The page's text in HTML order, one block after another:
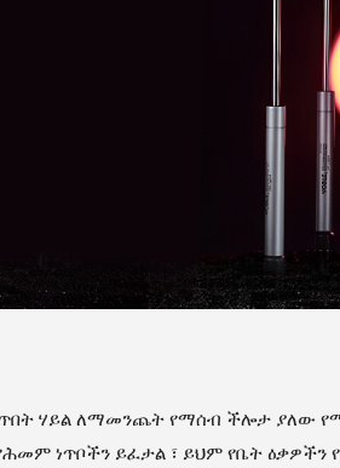
ሃይል ለማመንጨት የማሰብ ችሎታ ያለው
ነጥቦችን ይፈታል ፣ ይህም የቤት ዕቃዎችን